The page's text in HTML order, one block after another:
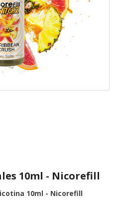
10ml - Nicorefill
10ml - Nicorefill